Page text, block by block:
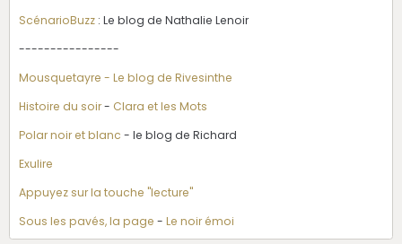
ScénarioBuzz : Le blog de Nathalie Lenoir
----------------
Mousquetayre - Le blog de Rivesinthe
Histoire du soir- Clara et les Mots
Polar noir et blanc - le blog de Richard
Exulire
Appuyez sur la touche "lecture"
Sous les pavés, la page - Le noir émoi